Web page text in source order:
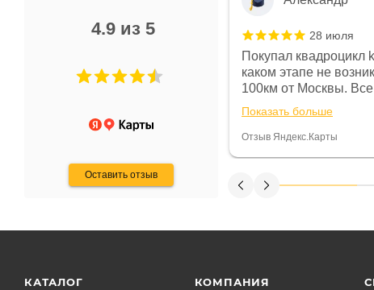
4.9 из 5
Оставить отзыв
Не понравились условия
и дают только на год)
28 июля
Покупал квадроцикл
каком этапе не
100км от Москвы. Все
спидометре всегда
постоянно были на
Считаю, что это
Показать больше
Отзыв Яндекс.Карты
КАТАЛОГ КОМПАНИЯ